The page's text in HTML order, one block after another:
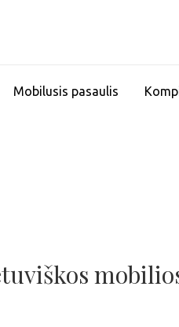
Mobilusis pasaulis